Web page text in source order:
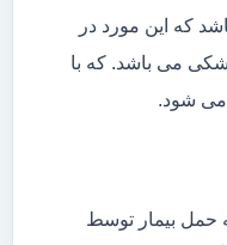
باشد که این مورد در
می باشد. که با
می شود.
حمل بیمار توسط